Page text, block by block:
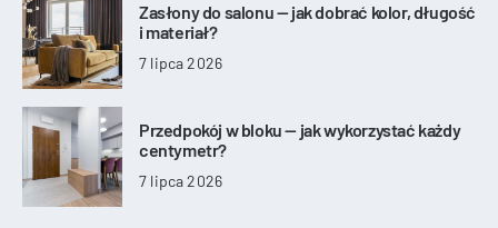
Zasłony do salonu — jak dobrać kolor, długość
i materiał?
7 lipca 2026
Przedpokój w bloku — jak wykorzystać każdy
centymetr?
7 lipca 2026